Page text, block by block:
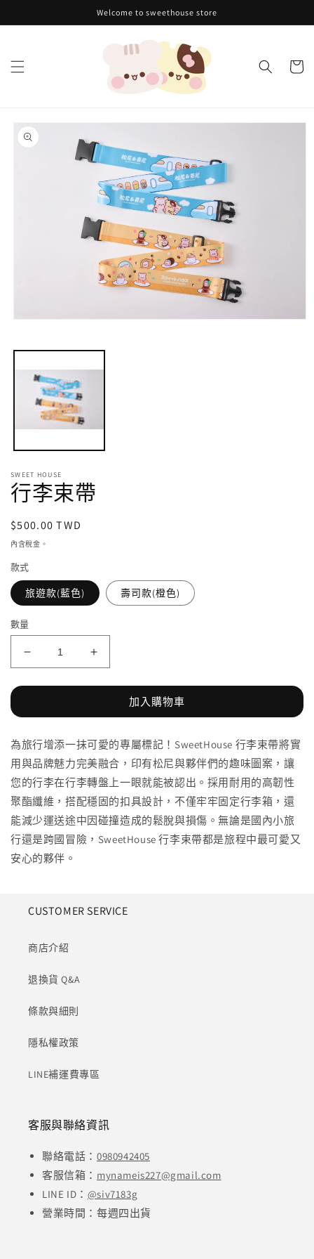
Welcome to sweethouse store
物
略過產
品資訊
制
多
檔
案
1
SWEET HOUSE
行李束帶
定
價
$500.00 TWD
內含稅金。
款式
旅遊款(藍色) 壽司款(橙色)
數量
帶
量
減
少
帶
量
增
加
加入購物車
為旅行增添一抹可愛的專屬標記！SweetHouse 行李束帶將實
用與品牌魅力完美融合，印有松尼與夥伴們的趣味圖案，讓
您的行李在行李轉盤上一眼就能被認出。採用耐用的高韌性
聚酯纖維，搭配穩固的扣具設計，不僅牢牢固定行李箱，還
能減少運送途中因碰撞造成的鬆脫與損傷。無論是國內小旅
行還是跨國冒險，SweetHouse 行李束帶都是旅程中最可愛又
安心的夥伴。
CUSTOMER SERVICE
商店介紹
退換貨 Q&A
條款與細則
隱私權政策
LINE補運費專區
客服與聯絡資訊
聯絡電話： 0980942405
客服信箱： mynameis227@gmail.com
LINE ID： @siv7183g
營業時間：每週四出貨